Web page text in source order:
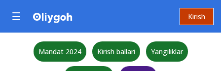
Kirish
Mandat 2024 Kirish ballari Yangiliklar